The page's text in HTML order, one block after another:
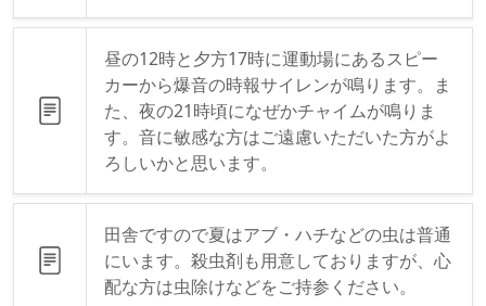
昼の12時と夕方17時に運動場にあるスピー
カーから爆音の時報サイレンが鳴ります。ま
た、夜の21時頃になぜかチャイムが鳴りま
す。音に敏感な方はご遠慮いただいた方がよ
ろしいかと思います。
田舎ですので夏はアブ・ハチなどの虫は普通
にいます。殺虫剤も用意しておりますが、心
配な方は虫除けなどをご持参ください。